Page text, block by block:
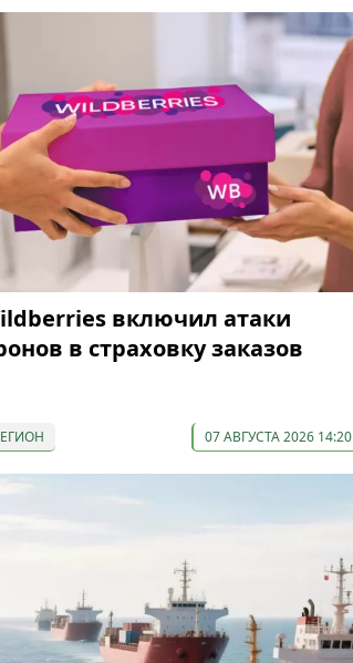
включил атаки
в страховку заказов
07 АВГУСТА 2026 14:20